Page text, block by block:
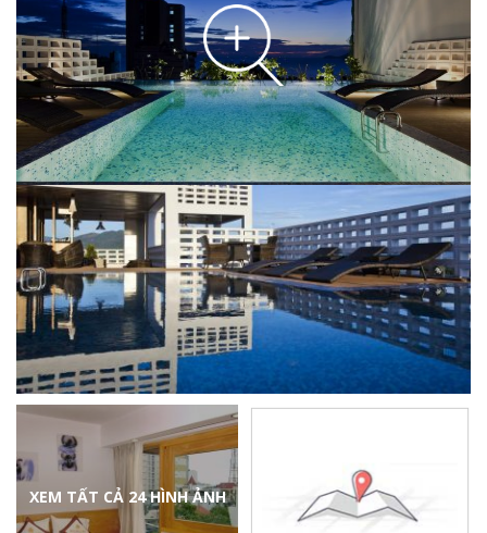
XEM TẤT CẢ 24 HÌNH ẢNH